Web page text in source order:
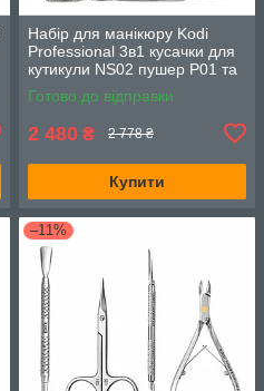
Набір для манікюру Kodi
Professional 3в1 кусачки для
кутикули NS02 пушер P01 та
ножиці S01
Готово до відправки
2 480 ₴ 2 778 ₴
Купити
–11%